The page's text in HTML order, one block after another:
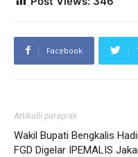
Facebook
Artikulli paraprak
Wakil Bupati Bengkalis
FGD Digelar IPEMALIS